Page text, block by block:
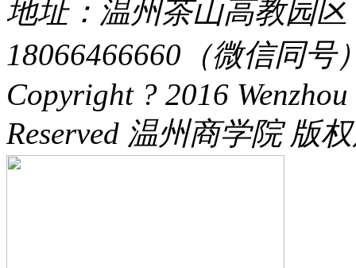
地址：温州茶山高教园区
18066466660（微信同号
Copyright ? 2016
Reserved 温州商学院 版